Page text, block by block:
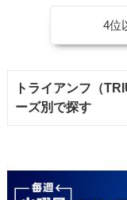
4位
トライアンフ（
ーズ別で探す